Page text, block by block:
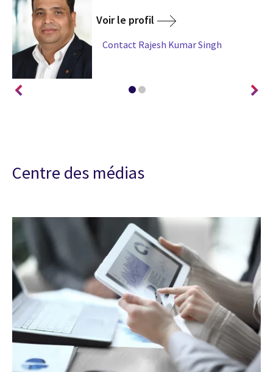
Voir le profil
Contact Rajesh Kumar Singh
Centre des médias